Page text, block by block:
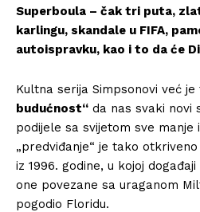
Superboula – čak tri puta,
karlingu, skandale u FIFA,
autoispravku, kao i to da će
Kultna serija Simpsonovi već
budućnost“ da nas svaki novi
podijele sa svijetom sve manje
„predviđanje“ je tako
iz 1996. godine, u kojoj
one povezane sa uraganom
pogodio Floridu.